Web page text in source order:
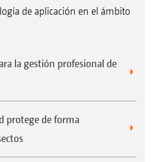
de aplicación en el ámbito
la gestión profesional de
protege de forma